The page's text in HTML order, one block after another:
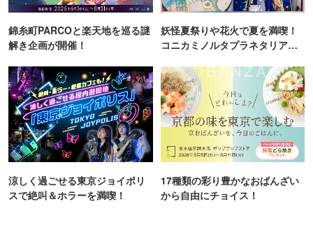
錦糸町PARCOと楽天地を巡る謎
解き企画が開催！
妖怪夏祭りや花火で夏を満喫！
コニカミノルタプラネタリア
涼しく過ごせる東京ジョイポリ
スで絶叫＆ホラーを満喫！
17種類の彩り豊かなおばんざい
から自由にチョイス！